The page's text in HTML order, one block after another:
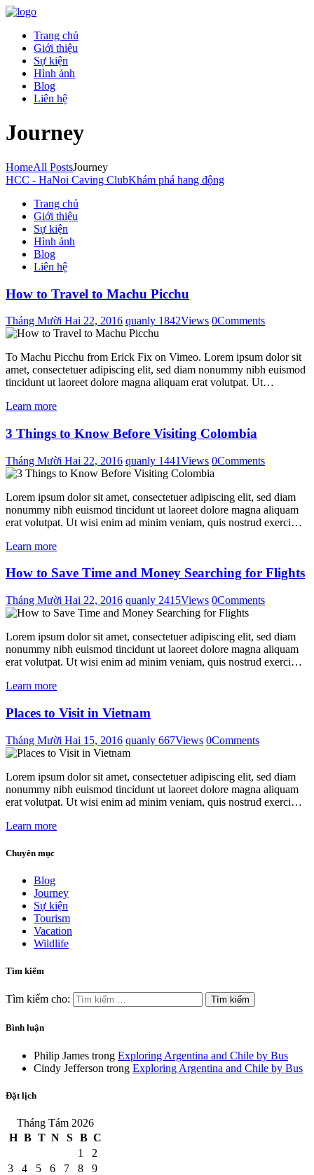
Trang chủ
Giới thiệu
Sự kiện
Hình ảnh
Blog
Liên hệ
Journey
HomeAll PostsJourney
HCC - HaNoi Caving ClubKhám phá hang động
Trang chủ
Giới thiệu
Sự kiện
Hình ảnh
Blog
Liên hệ
How to Travel to Machu Picchu
Tháng Mười Hai 22, 2016 quanly 1842Views 0Comments
To Machu Picchu from Erick Fix on Vimeo. Lorem ipsum dolor sit
amet, consectetuer adipiscing elit, sed diam nonummy nibh euismod
tincidunt ut laoreet dolore magna aliquam erat volutpat. Ut…
Learn more
3 Things to Know Before Visiting Colombia
Tháng Mười Hai 22, 2016 quanly 1441Views 0Comments
Lorem ipsum dolor sit amet, consectetuer adipiscing elit, sed diam
nonummy nibh euismod tincidunt ut laoreet dolore magna aliquam
erat volutpat. Ut wisi enim ad minim veniam, quis nostrud exerci…
Learn more
How to Save Time and Money Searching for Flights
Tháng Mười Hai 22, 2016 quanly 2415Views 0Comments
Lorem ipsum dolor sit amet, consectetuer adipiscing elit, sed diam
nonummy nibh euismod tincidunt ut laoreet dolore magna aliquam
erat volutpat. Ut wisi enim ad minim veniam, quis nostrud exerci…
Learn more
Places to Visit in Vietnam
Tháng Mười Hai 15, 2016 quanly 667Views 0Comments
Lorem ipsum dolor sit amet, consectetuer adipiscing elit, sed diam
nonummy nibh euismod tincidunt ut laoreet dolore magna aliquam
erat volutpat. Ut wisi enim ad minim veniam, quis nostrud exerci…
Learn more
Chuyên mục
Blog
Journey
Sự kiện
Tourism
Vacation
Wildlife
Tìm kiếm
Tìm kiếm cho:
Bình luận
Philip James trong Exploring Argentina and Chile by Bus
Cindy Jefferson trong Exploring Argentina and Chile by Bus
Đặt lịch
Tháng Tám 2026
H B T N S B C
1
2
3
4 5 6 7 8
9